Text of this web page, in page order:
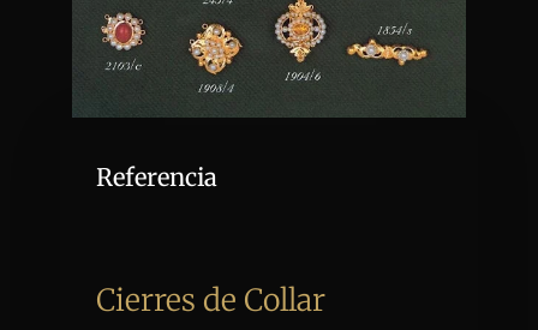
Referencia
Cierres de Collar